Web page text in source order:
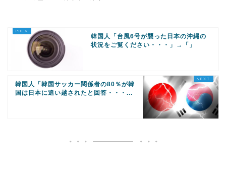
韓国人「台風6号が襲った日本の沖縄の
状況をご覧ください・・・」→「」
韓国人「韓国サッカー関係者の80％が韓
国は日本に追い越されたと回答・・・...